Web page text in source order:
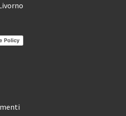
Policy